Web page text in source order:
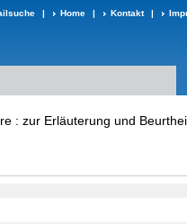
| Home | Kontakt |
: zur Erläuterung und